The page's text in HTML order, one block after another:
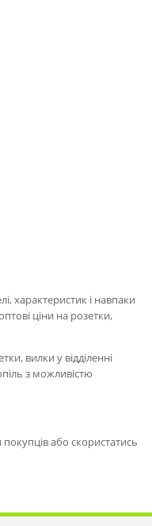
характеристик і навпаки
ціни на розетки,
вилки у відділенні
з можливістю
або скористатись